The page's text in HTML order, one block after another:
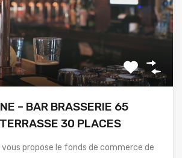
– BAR BRASSERIE 65
30 PLACES
vous propose le fonds de commerce de